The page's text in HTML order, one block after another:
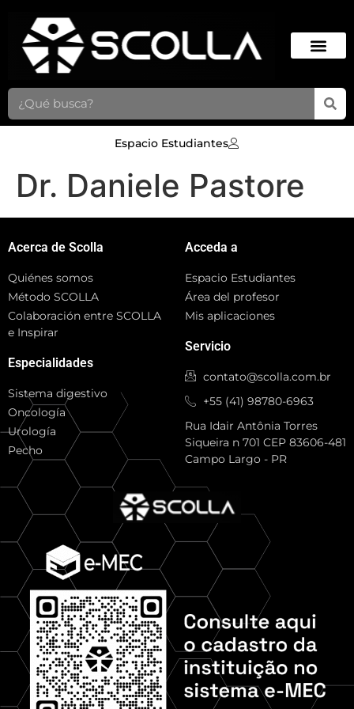
Espacio Estudiantes
Dr. Daniele Pastore
Acerca de Scolla
Quiénes somos
Método SCOLLA
Colaboración entre SCOLLA
e Inspirar
Especialidades
Sistema digestivo
Oncología
Urología
Pecho
Acceda a
Espacio Estudiantes
Área del profesor
Mis aplicaciones
Servicio
contato@scolla.com.br
+55 (41) 98780-6963
Rua Idair Antônia Torres
Siqueira n 701 CEP 83606-481
Campo Largo - PR